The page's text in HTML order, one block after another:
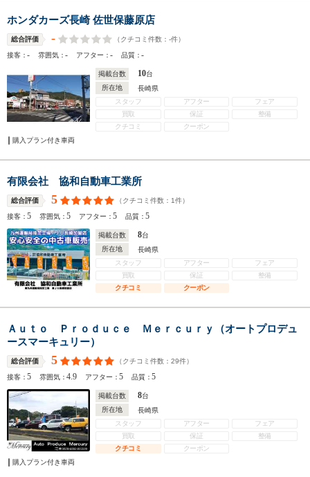
ホンダカーズ長崎 佐世保藤原店
総合評価 - （クチコミ件数： -件）
接客：- 雰囲気：- アフター：- 品質：-
掲載台数 10台
所在地
長崎県
スタッフ
アフター
フェア
買取
保証
整備
クチコミ
クーポン
購入プラン付き車両
有限会社 協和自動車工業所
総合評価 5 （クチコミ件数： 1件）
接客：5 雰囲気：5 アフター：5 品質：5
掲載台数 8台
所在地
長崎県
スタッフ
アフター
フェア
買取
保証
整備
クチコミ
クーポン
Ａｕｔｏ Ｐｒｏｄｕｃｅ Ｍｅｒｃｕｒｙ（オートプロデュ
ースマーキュリー）
総合評価 5 （クチコミ件数： 29件）
接客：5 雰囲気：4.9 アフター：5 品質：5
掲載台数 8台
所在地
長崎県
スタッフ
アフター
フェア
買取
保証
整備
クチコミ
クーポン
購入プラン付き車両